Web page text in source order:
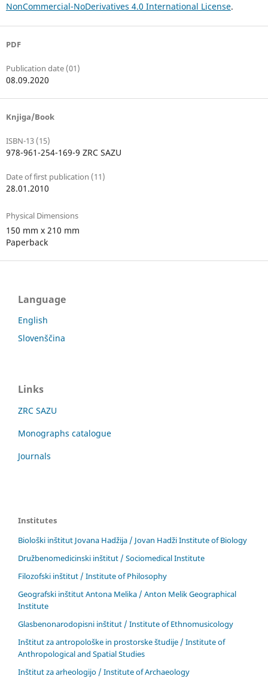
NonCommercial-NoDerivatives 4.0 International License.
PDF
Publication date (01)
08.09.2020
Knjiga/Book
ISBN-13 (15)
978-961-254-169-9 ZRC SAZU
Date of first publication (11)
28.01.2010
Physical Dimensions
150 mm x 210 mm
Paperback
Language
English
Slovenščina
Links
ZRC SAZU
Monographs catalogue
Journals
Institutes
Biološki inštitut Jovana Hadžija / Jovan Hadži Institute of Biology
Družbenomedicinski inštitut / Sociomedical Institute
Filozofski inštitut / Institute of Philosophy
Geografski inštitut Antona Melika / Anton Melik Geographical
Institute
Glasbenonarodopisni inštitut / Institute of Ethnomusicology
Inštitut za antropološke in prostorske študije / Institute of
Anthropological and Spatial Studies
Inštitut za arheologijo / Institute of Archaeology